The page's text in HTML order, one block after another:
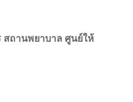
สถานพยาบาล ศูนย์ให้